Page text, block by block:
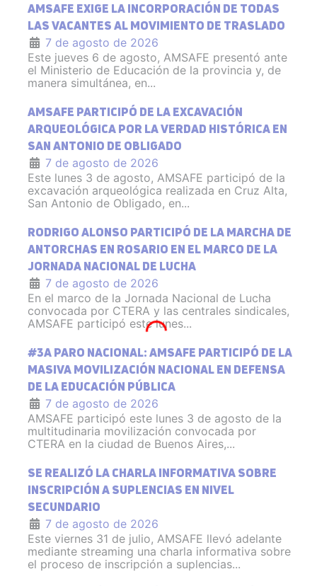
AMSAFE EXIGE LA INCORPORACIÓN DE TODAS
LAS VACANTES AL MOVIMIENTO DE TRASLADO
7 de agosto de 2026
Este jueves 6 de agosto, AMSAFE presentó ante
el Ministerio de Educación de la provincia y, de
manera simultánea, en...
AMSAFE PARTICIPÓ DE LA EXCAVACIÓN
ARQUEOLÓGICA POR LA VERDAD HISTÓRICA EN
SAN ANTONIO DE OBLIGADO
7 de agosto de 2026
Este lunes 3 de agosto, AMSAFE participó de la
excavación arqueológica realizada en Cruz Alta,
San Antonio de Obligado, en...
RODRIGO ALONSO PARTICIPÓ DE LA MARCHA DE
ANTORCHAS EN ROSARIO EN EL MARCO DE LA
JORNADA NACIONAL DE LUCHA
7 de agosto de 2026
En el marco de la Jornada Nacional de Lucha
convocada por CTERA y las centrales sindicales,
AMSAFE participó este lunes...
#3A PARO NACIONAL: AMSAFE PARTICIPÓ DE LA
MASIVA MOVILIZACIÓN NACIONAL EN DEFENSA
DE LA EDUCACIÓN PÚBLICA
7 de agosto de 2026
AMSAFE participó este lunes 3 de agosto de la
multitudinaria movilización convocada por
CTERA en la ciudad de Buenos Aires,...
SE REALIZÓ LA CHARLA INFORMATIVA SOBRE
INSCRIPCIÓN A SUPLENCIAS EN NIVEL
SECUNDARIO
7 de agosto de 2026
Este viernes 31 de julio, AMSAFE llevó adelante
mediante streaming una charla informativa sobre
el proceso de inscripción a suplencias...